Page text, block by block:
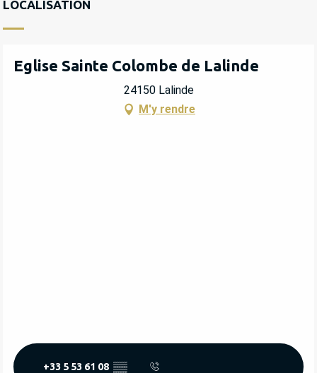
LOCALISATION
Eglise Sainte Colombe de Lalinde
24150 Lalinde
M'y rendre
+33 5 53 61 08 ▒▒